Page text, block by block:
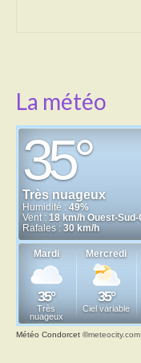
La météo
Météo Condorcet ©meteocity.com